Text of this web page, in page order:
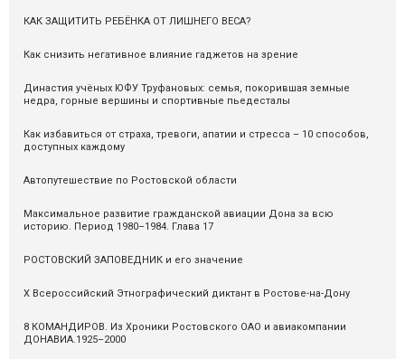
КАК ЗАЩИТИТЬ РЕБЁНКА ОТ ЛИШНЕГО ВЕСА?
Как снизить негативное влияние гаджетов на зрение
Династия учёных ЮФУ Труфановых: семья, покорившая земные
недра, горные вершины и спортивные пьедесталы
Как избавиться от страха, тревоги, апатии и стресса – 10 способов,
доступных каждому
Автопутешествие по Ростовской области
Максимальное развитие гражданской авиации Дона за всю
историю. Период 1980–1984. Глава 17
РОСТОВСКИЙ ЗАПОВЕДНИК и его значение
X Всероссийский Этнографический диктант в Ростове-на-Дону
8 КОМАНДИРОВ. Из Хроники Ростовского ОАО и авиакомпании
ДОНАВИА.1925–2000